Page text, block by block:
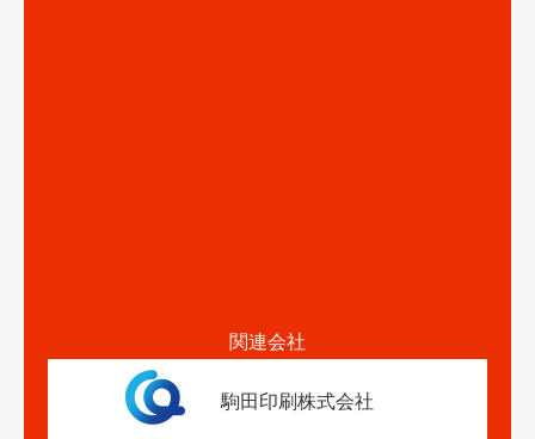
関連会社
駒田印刷株式会社